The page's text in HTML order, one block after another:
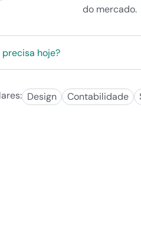
do mercado.
Design Contabilidade